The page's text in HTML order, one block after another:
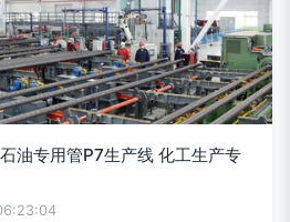
油专用管P7生产线 化工生产专